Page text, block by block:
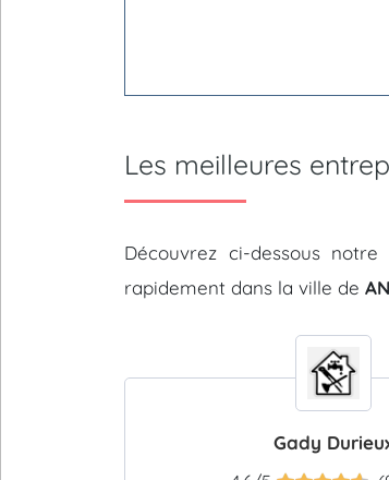
Les meilleures
Découvrez ci-dessous
rapidement dans la ville de
Gady